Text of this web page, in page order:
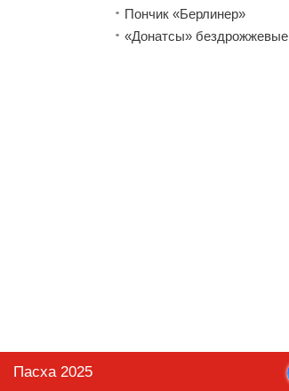
Пончик «Берлинер»
«Донатсы» бездрожжевые
Пасха 2025